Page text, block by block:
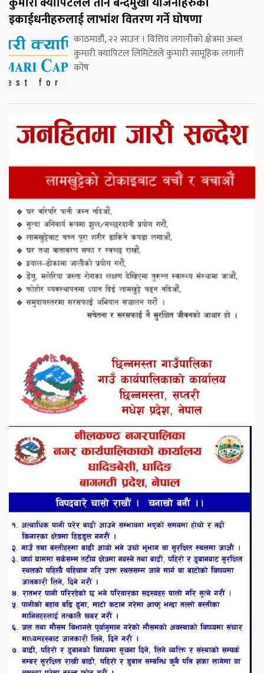
इकाईधनीहरुलाई लाभांश वितरण गर्ने घोषणा
काठमाडौं, २२ साउन । वित्तिय लगानीको क्षेत्रमा अब्ल
कुमारी क्यापिटल लिमिटेडले कुमारी सामूहिक लगानी
कोष